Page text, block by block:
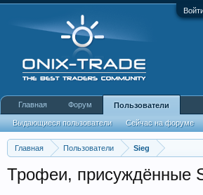
Главная Пользователи Sieg
Трофеи, присуждённые
Главная Форум Пользователи
Выдающиеся пользователи Сейчас на форуме
Недавняя активность Новые сообщения профиля